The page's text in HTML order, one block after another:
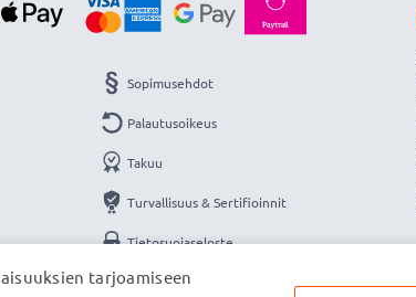
Sopimusehdot
Palautusoikeus
Takuu
Turvallisuus & Sertifioinnit
Tietosuojaseloste
Yritystiedot
tarjoamiseen